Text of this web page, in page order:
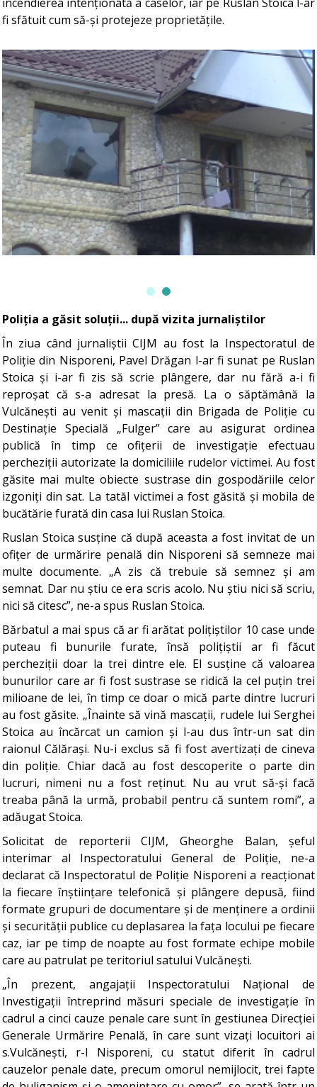
fi sfătuit cum să-și protejeze proprietățile.
Poliția a găsit soluții... după vizita jurnaliștilor
În ziua când jurnaliștii CIJM au fost la Inspectoratul de
Poliție din Nisporeni, Pavel Drăgan l-ar fi sunat pe Ruslan
Stoica și i-ar fi zis să scrie plângere, dar nu fără a-i fi
reproșat că s-a adresat la presă. La o săptămână la
Vulcănești au venit și mascații din Brigada de Poliție cu
Destinație Specială „Fulger” care au asigurat ordinea
publică în timp ce ofițerii de investigație efectuau
percheziții autorizate la domiciliile rudelor victimei. Au fost
găsite mai multe obiecte sustrase din gospodăriile celor
izgoniți din sat. La tatăl victimei a fost găsită și mobila de
bucătărie furată din casa lui Ruslan Stoica.
Ruslan Stoica susține că după aceasta a fost invitat de un
ofițer de urmărire penală din Nisporeni să semneze mai
multe documente. „A zis că trebuie să semnez și am
semnat. Dar nu știu ce era scris acolo. Nu știu nici să scriu,
nici să citesc”, ne-a spus Ruslan Stoica.
Bărbatul a mai spus că ar fi arătat polițiștilor 10 case unde
puteau fi bunurile furate, însă polițiștii ar fi făcut
percheziții doar la trei dintre ele. El susține că valoarea
bunurilor care ar fi fost sustrase se ridică la cel puțin trei
milioane de lei, în timp ce doar o mică parte dintre lucruri
au fost găsite. „Înainte să vină mascații, rudele lui Serghei
Stoica au încărcat un camion și l-au dus într-un sat din
raionul Călărași. Nu-i exclus să fi fost avertizați de cineva
din poliție. Chiar dacă au fost descoperite o parte din
lucruri, nimeni nu a fost reținut. Nu au vrut să-și facă
treaba până la urmă, probabil pentru că suntem romi”, a
adăugat Stoica.
Solicitat de reporterii CIJM, Gheorghe Balan, șeful
interimar al Inspectoratului General de Poliție, ne-a
declarat că Inspectoratul de Poliție Nisporeni a reacționat
la fiecare înștiințare telefonică și plângere depusă, fiind
formate grupuri de documentare și de menținere a ordinii
și securității publice cu deplasarea la fața locului pe fiecare
caz, iar pe timp de noapte au fost formate echipe mobile
care au patrulat pe teritoriul satului Vulcănești.
„În prezent, angajații Inspectoratului Național de
Investigații întreprind măsuri speciale de investigație în
cadrul a cinci cauze penale care sunt în gestiunea Direcției
Generale Urmărire Penală, în care sunt vizați locuitori ai
s.Vulcănești, r-l Nisporeni, cu statut diferit în cadrul
cauzelor penale date, precum omorul nemijlocit, trei fapte